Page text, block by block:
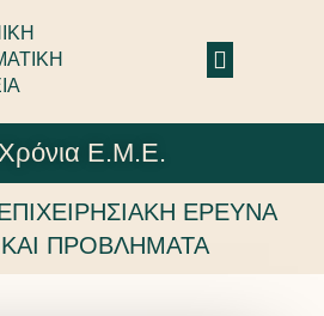
Ε.Μ.Ε.
ΕΡΕΥΝΑ
ΠΡΟΒΛΗΜΑΤΑ